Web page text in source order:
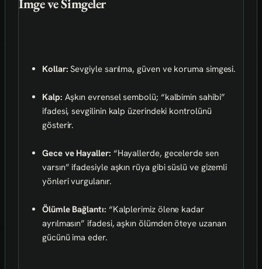
Kollar: Sevgiyle sarılma, güven ve koruma simgesi.
Kalp: Aşkın evrensel sembolü; “kalbimin sahibi”
ifadesi, sevgilinin kalp üzerindeki kontrolünü
gösterir.
Gece ve Hayaller: “Hayallerde, gecelerde sen
varsın” ifadesiyle aşkın rüya gibi süslü ve gizemli
yönleri vurgulanır.
Ölümle Bağlantı: “Kalplerimiz ölene kadar
ayrılmasın” ifadesi, aşkın ölümden öteye uzanan
gücünü ima eder.